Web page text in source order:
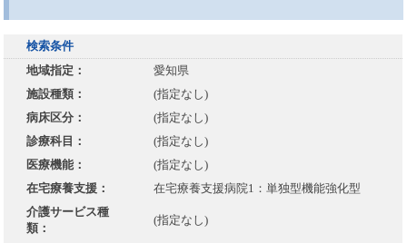
検索条件
地域指定：
愛知県
施設種類：
(指定なし)
病床区分：
(指定なし)
診療科目：
(指定なし)
医療機能：
(指定なし)
在宅療養支援：
在宅療養支援病院1：単独型機能強化型
介護サービス種
類：
(指定なし)